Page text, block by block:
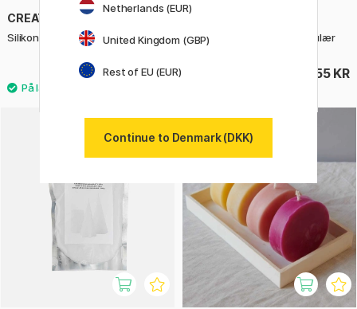
CREATIV COMPANY
Silikoneforme Lysestage 2-pak
96 KR
119 KR
RICO DESIGN
Støbeform til lys Rektangulær
255 KR
Netherlands (EUR)
United Kingdom (GBP)
Rest of EU (EUR)
Continue to Denmark (DKK)